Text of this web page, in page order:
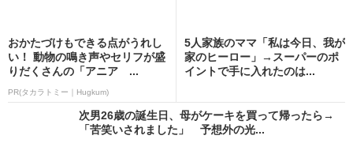
おかたづけもできる点がうれし
い！ 動物の鳴き声やセリフが盛
りだくさんの「アニア ...
PR(タカラトミー｜Hugkum)
5人家族のママ「私は今日、我が
家のヒーロー」→スーパーのポ
イントで手に入れたのは...
次男26歳の誕生日、母がケーキを買って帰ったら→
「苦笑いされました」 予想外の光...